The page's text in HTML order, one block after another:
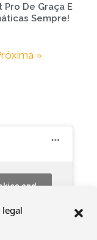
Pro De Graça E
Sempre!
»
and